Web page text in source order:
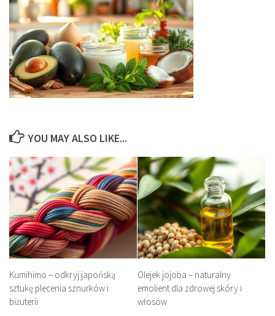
YOU MAY ALSO LIKE...
Kumihimo – odkryj japońską
sztukę plecenia sznurków i
biżuterii
Olejek jojoba – naturalny
emolient dla zdrowej skóry i
włosów